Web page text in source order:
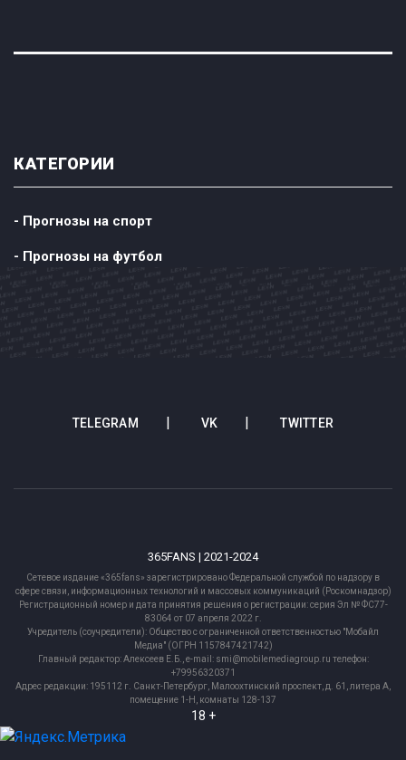
КАТЕГОРИИ
- Прогнозы на спорт
- Прогнозы на футбол
TELEGRAM VK TWITTER
365FANS | 2021-2024
Сетевое издание «365fans» зарегистрировано Федеральной службой по надзору в
сфере связи, информационных технологий и массовых коммуникаций (Роскомнадзор)
Регистрационный номер и дата принятия решения о регистрации: серия Эл № ФС77-
83064 от 07 апреля 2022 г.
Учредитель (соучредители): Общество с ограниченной ответственностью "Мобайл
Медиа" (ОГРН 1157847421742)
Главный редактор: Алексеев Е.Б., e-mail: smi@mobilemediagroup.ru телефон:
+79956320371
Адрес редакции: 195112 г. Санкт-Петербург, Малоохтинский проспект, д. 61, литера А,
помещение 1-Н, комнаты 128-137
18 +